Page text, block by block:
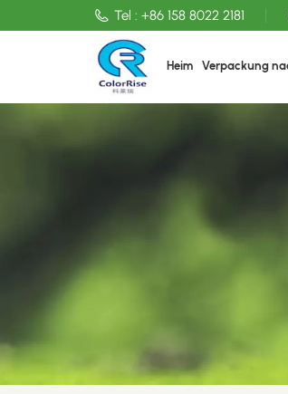
Tel : +86 158 8022 2181
Heim Verpackung